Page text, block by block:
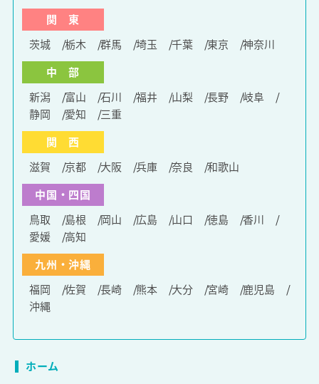
関 東
茨城
栃木 群馬 埼玉 千葉 東京
神奈川
中 部
新潟
富山 石川 福井 山梨 長野
岐阜
静岡
愛知
三重
関 西
滋賀
京都 大阪 兵庫 奈良
和歌山
中国・四国
鳥取
島根 岡山 広島 山口 徳島
香川
愛媛
高知
九州・沖縄
福岡
佐賀 長崎 熊本 大分 宮崎
鹿児島
沖縄
ホーム